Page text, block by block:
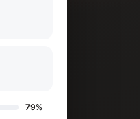
79%